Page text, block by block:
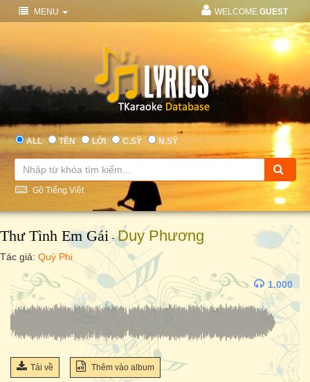
MENU WELCOME GUEST
ALL TÊN LỜI C.SỸ N.SỸ
Gõ Tiếng Việt
Thư Tình Em Gái-Duy Phương
Tác giả: Quý Phi
1.000
Tải về Thêm vào album